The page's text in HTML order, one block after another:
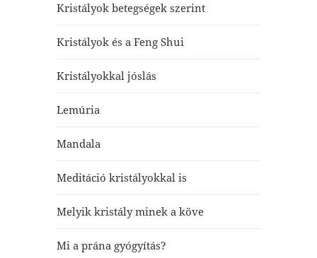
Kristályok betegségek szerint
Kristályok és a Feng Shui
Kristályokkal jóslás
Lemúria
Mandala
Meditáció kristályokkal is
Melyik kristály minek a köve
Mi a prána gyógyítás?